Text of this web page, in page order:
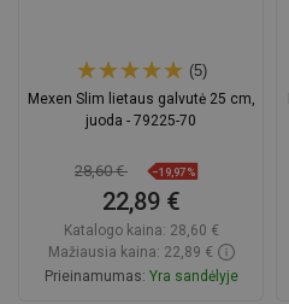
(5)
Mexen Slim lietaus galvutė 25 cm,
juoda - 79225-70
28,60 € −19,97%
22,89 €
Katalogo kaina: 28,60 €
Mažiausia kaina: 22,89 €
Prieinamumas: Yra sandėlyje